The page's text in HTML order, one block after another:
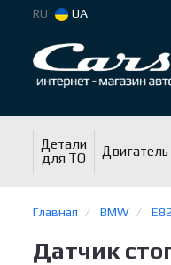
RU UA
Детали
для ТО
Двигатель
Главная BMW E82
Датчик